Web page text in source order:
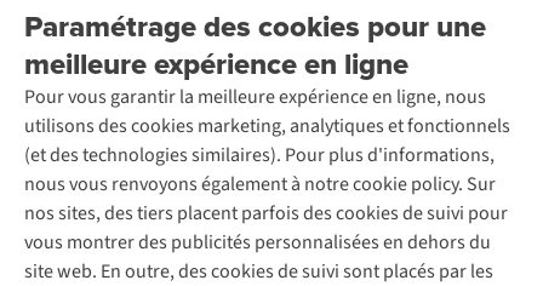
Paramétrage des cookies pour une
meilleure expérience en ligne
Pour vous garantir la meilleure expérience en ligne, nous
utilisons des cookies marketing, analytiques et fonctionnels
(et des technologies similaires). Pour plus d'informations,
nous vous renvoyons également à notre cookie policy. Sur
nos sites, des tiers placent parfois des cookies de suivi pour
vous montrer des publicités personnalisées en dehors du
site web. En outre, des cookies de suivi sont placés par les
Rétractation d'une commande
Entretien & réparations
Garantie
Contactez-nous
À propos d’Ayacucho
Nos magasins
À propos d’A.S.Adventure
Déclaration d'accessibilité
Location / Location sports d’hiver
Seconde-main
Entretien de ski
Service de lavage
Entretien de chaussures
Réparation de chaussures
Réparation de vêtements
Retouches
Pour les entreprises
Découvrez
Explore Camp
Gear Check
Expertise & conseils
Abonnez-vous à la newsletter
Suivez-nous